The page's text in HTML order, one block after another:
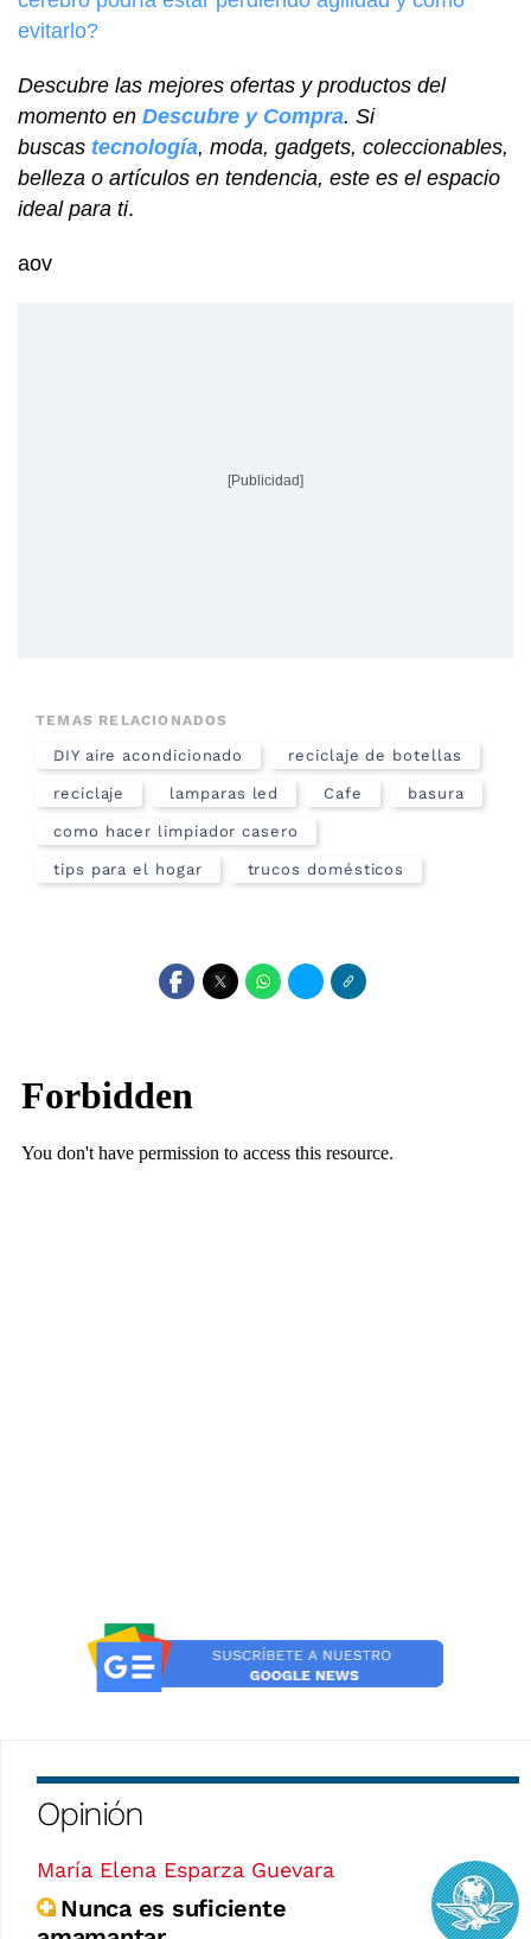
evitarlo?
Descubre las mejores ofertas y productos del
momento en Descubre y Compra. Si
buscas tecnología, moda, gadgets, coleccionables,
belleza o artículos en tendencia, este es el espacio
ideal para ti.
aov
[Publicidad]
TEMAS RELACIONADOS
DIY aire acondicionado reciclaje de botellas
reciclaje lamparas led Cafe basura
como hacer limpiador casero
tips para el hogar trucos domésticos
Opinión
María Elena Esparza Guevara
Nunca es suficiente